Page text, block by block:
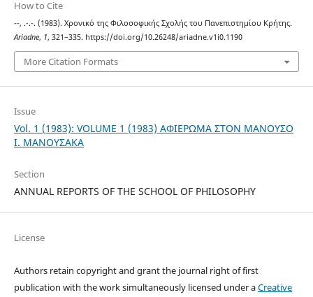
How to Cite
--, .-.-. (1983). Χρονικό της Φιλοσοφικής Σχολής του Πανεπιστημίου Κρήτης.
Ariadne, 1, 321–335. https://doi.org/10.26248/ariadne.v1i0.1190
More Citation Formats
Issue
Vol. 1 (1983): VOLUME 1 (1983) ΑΦΙΕΡΩΜΑ ΣΤΟΝ ΜΑΝΟΥΣΟ
Ι. ΜΑΝΟΥΣΑΚΑ
Section
ANNUAL REPORTS OF THE SCHOOL OF PHILOSOPHY
License
Authors retain copyright and grant the journal right of first
publication with the work simultaneously licensed under aCreative